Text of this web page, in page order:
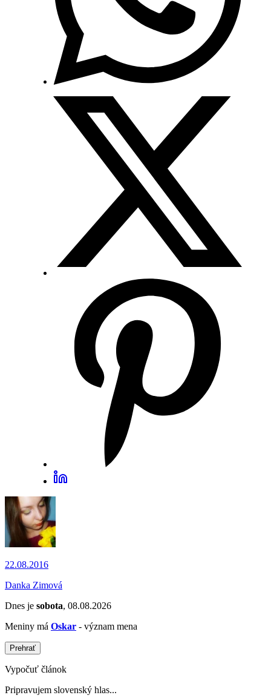
22.08.2016
Danka Zimová
Dnes je sobota, 08.08.2026
Meniny má Oskar - význam mena
Prehrať
Vypočuť článok
Pripravujem slovenský hlas...